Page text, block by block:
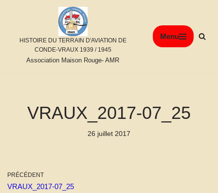
HISTOIRE DU TERRAIN D'AVIATION DE
CONDE-VRAUX 1939 / 1945
Association Maison Rouge- AMR
Menu
VRAUX_2017-07_25
26 juillet 2017
PRÉCÉDENT
VRAUX_2017-07_25